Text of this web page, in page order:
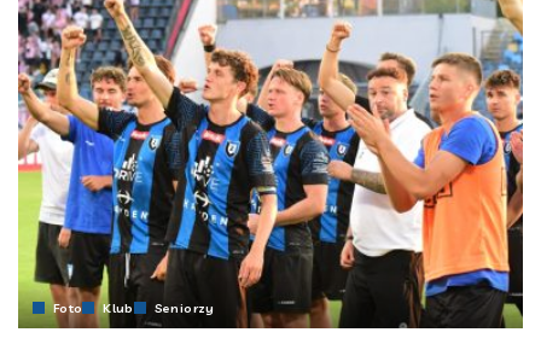
Foto Klub Seniorzy